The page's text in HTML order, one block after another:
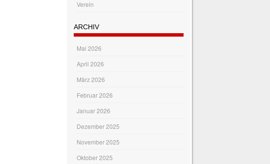
Verein
ARCHIV
Mai 2026
April 2026
März 2026
Februar 2026
Januar 2026
Dezember 2025
November 2025
Oktober 2025